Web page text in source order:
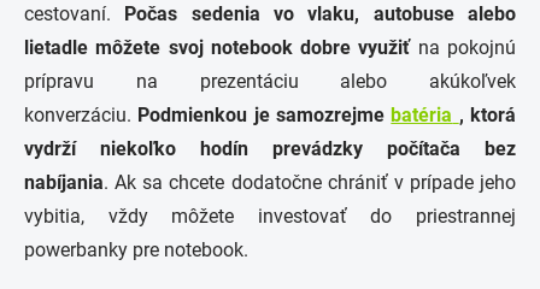
cestovaní. Počas sedenia vo vlaku, autobuse alebo
lietadle môžete svoj notebook dobre využiťna pokojnú
prípravu na prezentáciu alebo akúkoľvek
konverzáciu. Podmienkou je samozrejmebatéria , ktorá
vydrží niekoľko hodín prevádzky počítača bez
nabíjania. Ak sa chcete dodatočne chrániť v prípade jeho
vybitia, vždy môžete investovať do priestrannej
powerbanky pre notebook.